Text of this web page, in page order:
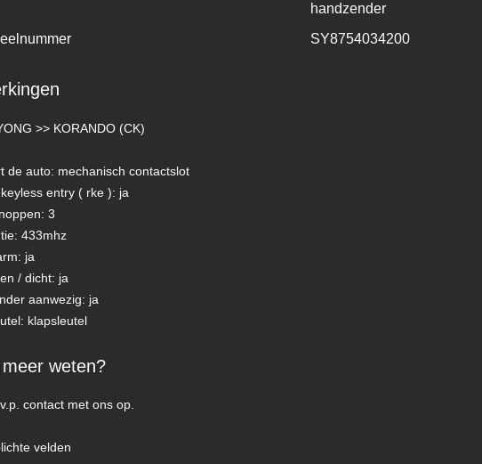
handzender
SY8754034200
>> KORANDO (CK)
de auto: mechanisch contactslot
entry ( rke ): ja
3
433mhz
ja
/ dicht: ja
aanwezig: ja
klapsleutel
weten?
contact met ons op.
velden